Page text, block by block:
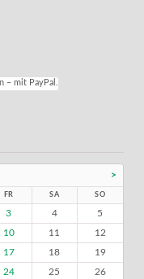
>
FR SA SO
3 4
5
10 11
12
17 18
19
24 25 26